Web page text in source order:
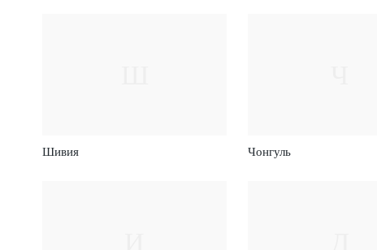
Шивия Чонгуль